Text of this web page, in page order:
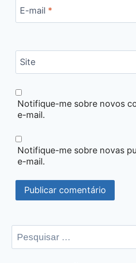
E-mail *
Site
Notifique-me sobre novos
e-mail.
Notifique-me sobre novas
e-mail.
Pesquisar
por: